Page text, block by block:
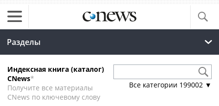
Разделы
Индексная книга (каталог)
CNews*
Получите все материалы
CNews по ключевому слову
Все категории 199002 ▼